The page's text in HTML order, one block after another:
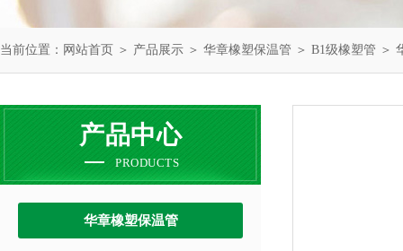
当前位置： 网站首页 ＞ 产品展示 ＞ 华章橡塑保温管 ＞ B1级橡塑管 ＞
产品中心
PRODUCTS
华章橡塑保温管